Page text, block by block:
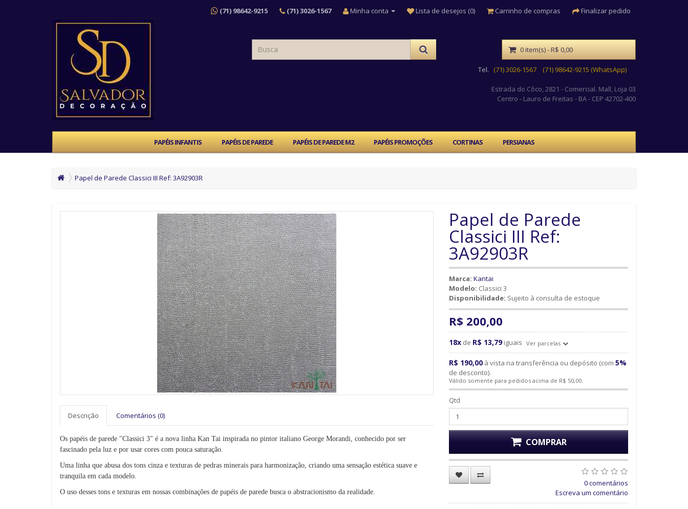
(71) 98642-9215 (71) 3026-1567 Minha conta Lista de desejos (0) Carrinho de compras Finalizar pedido
Tel. (71) 3026-1567 (71) 98642-9215 (WhatsApp)
Estrada do Côco, 2821 - Comercial. Mall, Loja 03
Centro - Lauro de Freitas - BA - CEP 42702-400
0 item(s) - R$ 0,00
PAPÉIS INFANTIS PAPÉIS DE PAREDE PAPÉIS DE PAREDE M2 PAPÉIS PROMOÇÕES CORTINAS PERSIANAS
Papel de Parede Classici III Ref: 3A92903R
Papel de Parede
Classici III Ref:
3A92903R
Marca: Kantai
Modelo: Classici 3
Disponibilidade: Sujeito à consulta de estoque
R$ 200,00
18x de R$ 13,79 iguais Ver parcelas
R$ 190,00 à vista na transferência ou depósito (com 5%
de desconto).
Válido somente para pedidos acima de R$ 50,00.
Qtd
COMPRAR
0 comentários
Escreva um comentário
Descrição Comentários (0)
Os papéis de parede "Classici 3" é a nova linha Kan Tai inspirada no pintor italiano George Morandi, conhecido por ser
fascinado pela luz e por usar cores com pouca saturação.
Uma linha que abusa dos tons cinza e texturas de pedras minerais para harmonização, criando uma sensação estética suave e
tranquila em cada modelo.
O uso desses tons e texturas em nossas combinações de papéis de parede busca o abstracionismo da realidade.